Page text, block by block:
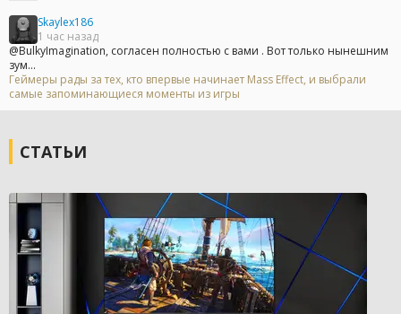
Skaylex186
1 час назад
@BulkyImagination, согласен полностью с вами . Вот только нынешним
зум...
Геймеры рады за тех, кто впервые начинает Mass Effect, и выбрали
самые запоминающиеся моменты из игры
СТАТЬИ